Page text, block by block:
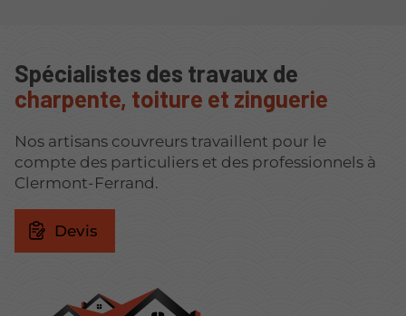
Spécialistes des travaux de
charpente, toiture et zinguerie
Nos artisans couvreurs travaillent pour le
compte des particuliers et des professionnels à
Clermont-Ferrand.
Devis